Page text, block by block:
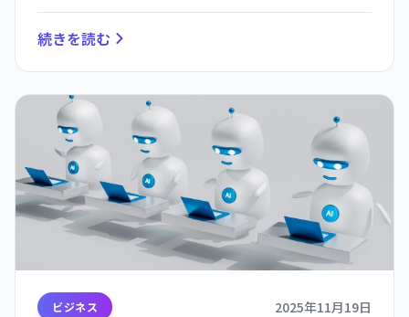
続きを読む
ビジネス 2025年11月19日